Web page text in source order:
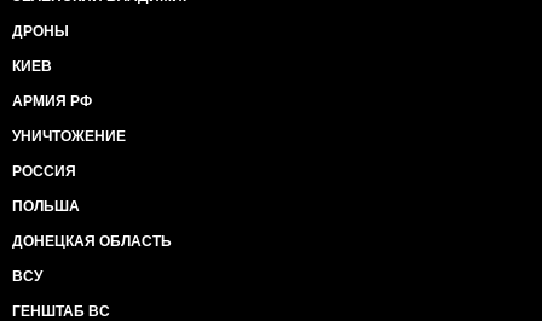
ДРОНЫ
КИЕВ
АРМИЯ РФ
УНИЧТОЖЕНИЕ
РОССИЯ
ПОЛЬША
ДОНЕЦКАЯ ОБЛАСТЬ
ВСУ
ГЕНШТАБ ВС